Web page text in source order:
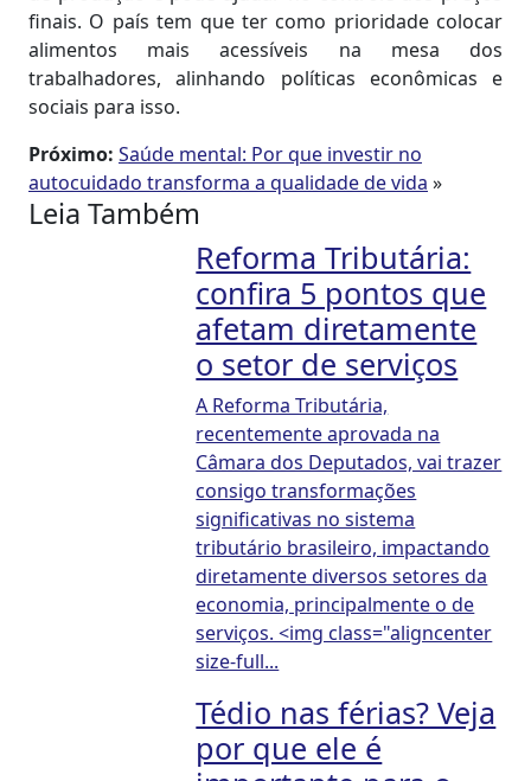
finais. O país tem que ter como prioridade colocar
alimentos mais acessíveis na mesa dos
trabalhadores, alinhando políticas econômicas e
sociais para isso.
Próximo: Saúde mental: Por que investir no
autocuidado transforma a qualidade de vida »
Leia Também
Reforma Tributária:
confira 5 pontos que
afetam diretamente
o setor de serviços
A Reforma Tributária,
recentemente aprovada na
Câmara dos Deputados, vai trazer
consigo transformações
significativas no sistema
tributário brasileiro, impactando
diretamente diversos setores da
economia, principalmente o de
serviços. <img class="aligncenter
size-full...
Tédio nas férias? Veja
por que ele é